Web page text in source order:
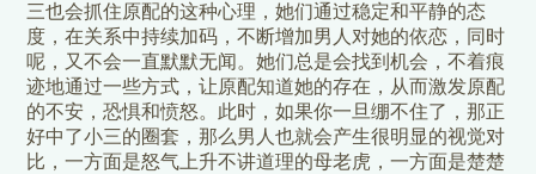
三也会抓住原配的这种心理，她们通过稳定和平静的态
度，在关系中持续加码，不断增加男人对她的依恋，同时
呢，又不会一直默默无闻。她们总是会找到机会，不着痕
迹地通过一些方式，让原配知道她的存在，从而激发原配
的不安，恐惧和愤怒。此时，如果你一旦绷不住了，那正
好中了小三的圈套，那么男人也就会产生很明显的视觉对
比，一方面是怒气上升不讲道理的母老虎，一方面是楚楚